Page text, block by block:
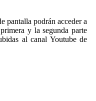
pantalla podrán acceder a
y la segunda parte
al canal Youtube de